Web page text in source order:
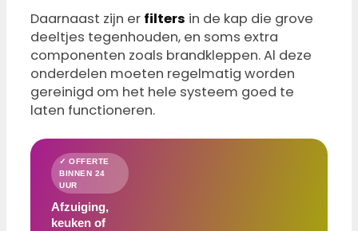
Daarnaast zijn er filters in de kap die grove
deeltjes tegenhouden, en soms extra
componenten zoals brandkleppen. Al deze
onderdelen moeten regelmatig worden
gereinigd om het hele systeem goed te
laten functioneren.
✓ OFFERTE
BINNEN 24
UUR
Afzuiging,
keuken of